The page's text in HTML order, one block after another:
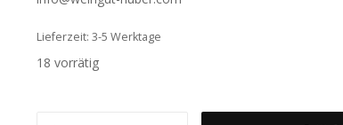
Lieferzeit: 3-5 Werktage
18 vorrätig